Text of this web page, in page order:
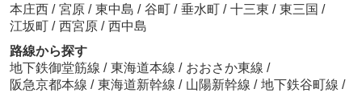
本庄西 / 宮原 / 東中島 / 谷町 / 垂水町 / 十三東 / 東三国 /
江坂町 / 西宮原 / 西中島
路線から探す
地下鉄御堂筋線 / 東海道本線 / おおさか東線 /
阪急京都本線 / 東海道新幹線 / 山陽新幹線 / 地下鉄谷町線 /